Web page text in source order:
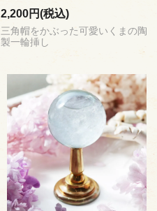
2,200円(税込)
三角帽をかぶった可愛いくまの陶
製一輪挿し